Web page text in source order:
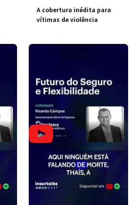
A cobertura inédita para
vítimas de violência